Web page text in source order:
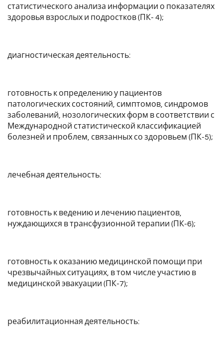
статистического анализа информации о показателях
здоровья взрослых и подростков (ПК- 4);
диагностическая деятельность:
готовность к определению у пациентов
патологических состояний, симптомов, синдромов
заболеваний, нозологических форм в соответствии с
Международной статистической классификацией
болезней и проблем, связанных со здоровьем (ПК-5);
лечебная деятельность:
готовность к ведению и лечению пациентов,
нуждающихся в трансфузионной терапии (ПК-6);
готовность к оказанию медицинской помощи при
чрезвычайных ситуациях, в том числе участию в
медицинской эвакуации (ПК-7);
реабилитационная деятельность: